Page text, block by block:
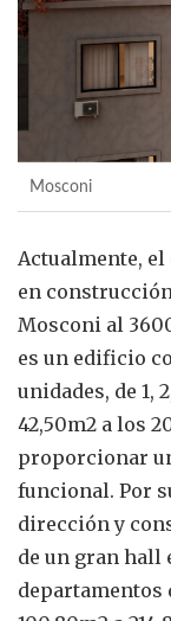
Mosconi
Actualmente,
en
Mosconi al
es un edificio
unidades, de 1,
42,50m2 a los
proporcionar
funcional. Por
dirección y
de un gran hall
departamentos